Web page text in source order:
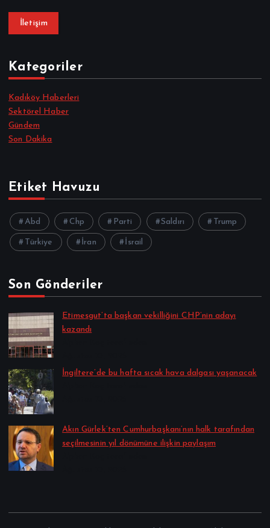
İletişim
Kategoriler
Kadıköy Haberleri
Sektörel Haber
Gündem
Son Dakika
Etiket Havuzu
Abd Chp Parti Saldırı Trump
Türkiye İran İsrail
Son Gönderiler
Etimesgut’ta başkan vekilliğini CHP’nin adayı
kazandı
İngiltere’de bu hafta sıcak hava dalgası yaşanacak
Akın Gürlek’ten Cumhurbaşkanı’nın halk tarafından
seçilmesinin yıl dönümüne ilişkin paylaşım